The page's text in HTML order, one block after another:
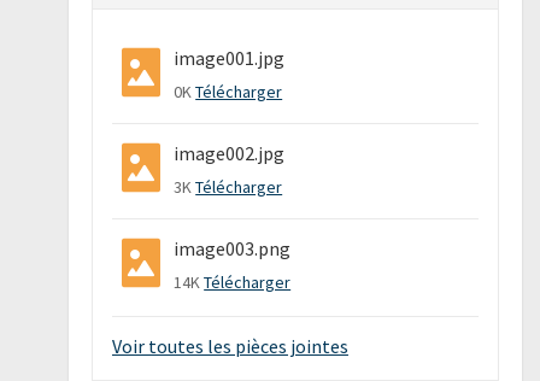
image001.jpg
0KTélécharger
image002.jpg
3KTélécharger
image003.png
14KTélécharger
Voir toutes les pièces jointes